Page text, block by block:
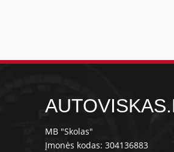
MB "Skolas"
Įmonės kodas: 304136883